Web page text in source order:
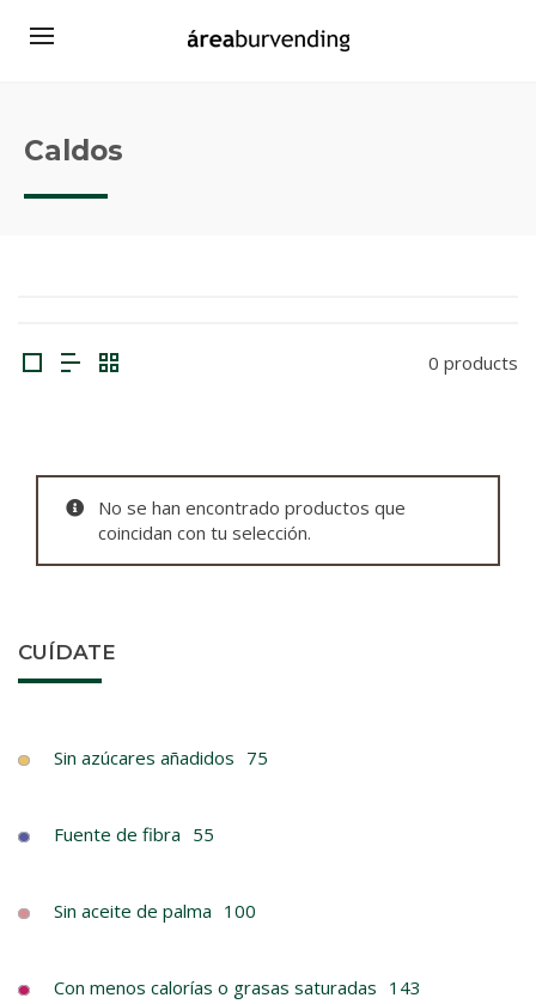
Caldos
0 products
No se han encontrado productos que
coincidan con tu selección.
CUÍDATE
Sin azúcares añadidos 75
Fuente de fibra 55
Sin aceite de palma 100
Con menos calorías o grasas saturadas 143